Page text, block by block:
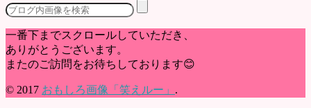
一番下までスクロールしていただき、
ありがとうございます。
またのご訪問をお待ちしております😊
© 2017 おもしろ画像「笑えルー」 .